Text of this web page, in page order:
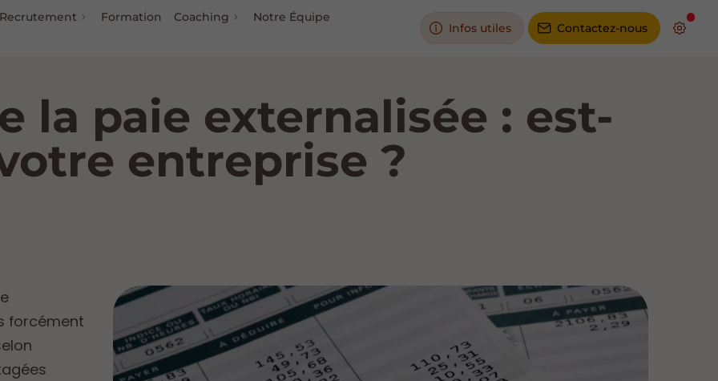
Recrutement Formation Coaching
Notre Équipe
Infos utiles Contactez-nous
la paie externalisée : est-
entreprise ?
forcément